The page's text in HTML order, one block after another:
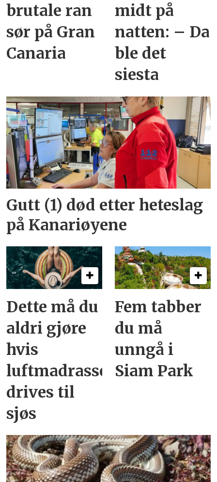
brutale ran
sør på Gran
Canaria
midt på
natten: – Da
ble det
siesta
Gutt (1) død etter heteslag
på Kanariøyene
Dette må du
aldri gjøre
hvis
luftmadrassen
drives til
sjøs
Fem tabber
du må
unngå i
Siam Park